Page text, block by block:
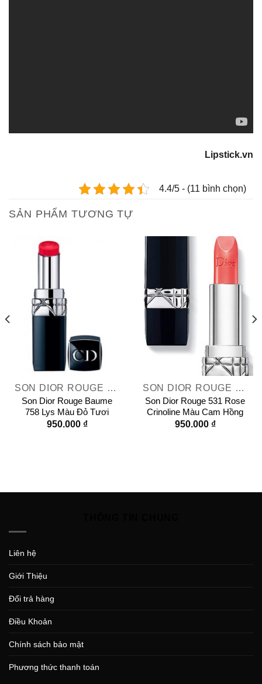
Lipstick.vn
4.4/5 - (11 bình chọn)
SẢN PHẨM TƯƠNG TỰ
SON DIOR ROUGE DIOR
Son Dior Rouge Baume
758 Lys Màu Đỏ Tươi
950.000 ₫
SON DIOR ROUGE DIOR
Son Dior Rouge 531 Rose
Crinoline Màu Cam Hồng
950.000 ₫
Liên hệ
Giới Thiệu
Đổi trả hàng
Điều Khoản
Chính sách bảo mật
Phương thức thanh toán